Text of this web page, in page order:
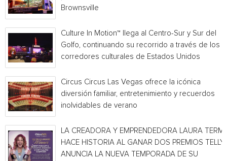
Brownsville
Culture In Motion™ llega al Centro-Sur y Sur del
Golfo, continuando su recorrido a través de los
corredores culturales de Estados Unidos
Circus Circus Las Vegas ofrece la icónica
diversión familiar, entretenimiento y recuerdos
inolvidables de verano
LA CREADORA Y EMPRENDEDORA LAURA
HACE HISTORIA AL GANAR DOS PREMIOS TELLY
ANUNCIA LA NUEVA TEMPORADA DE SU